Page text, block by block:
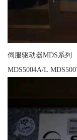
伺服驱动器MDS系列
MDS5004A/L